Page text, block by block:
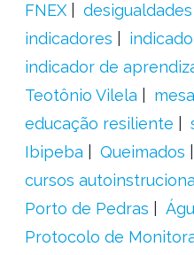
FNEX
desigualdades
indicadores
indicador de
Teotônio Vilela
educação resiliente
Ibipeba
Queimados
cursos
Porto de Pedras
Protocolo de